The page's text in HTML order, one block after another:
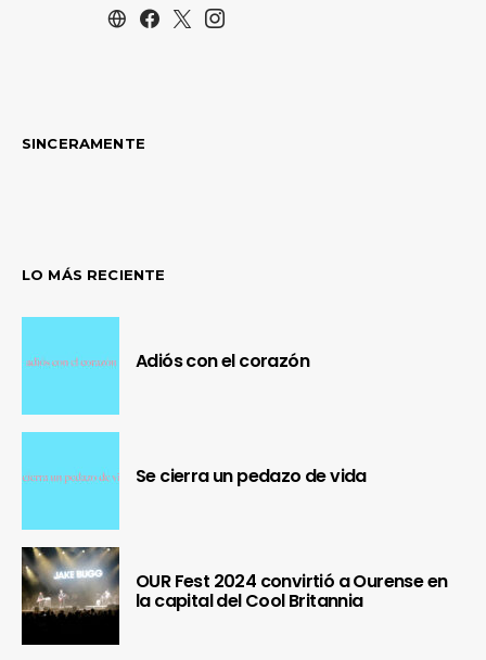
SINCERAMENTE
LO MÁS RECIENTE
Adiós con el corazón
Se cierra un pedazo de vida
OUR Fest 2024 convirtió a Ourense en
la capital del Cool Britannia